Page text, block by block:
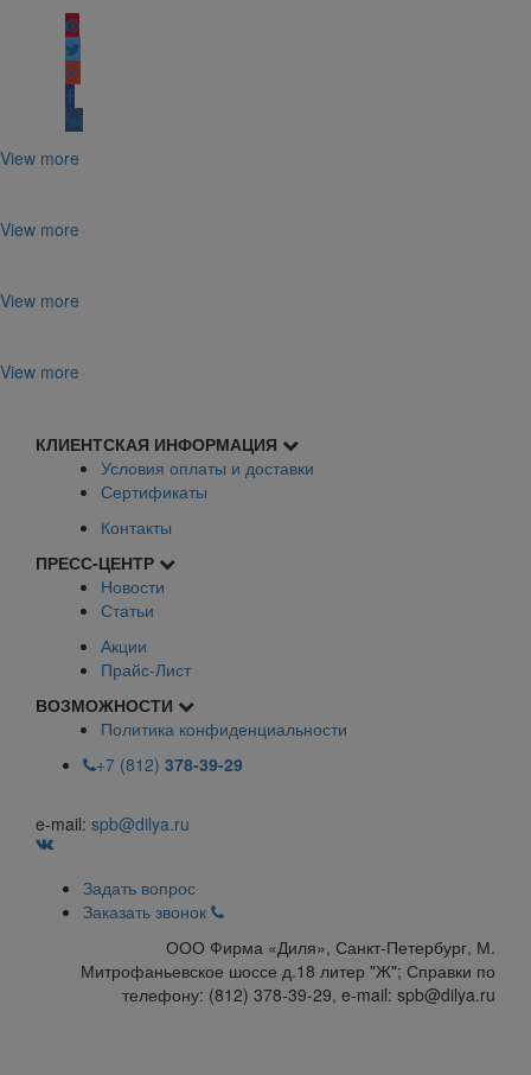
View more
View more
View more
View more
КЛИЕНТСКАЯ ИНФОРМАЦИЯ
Условия оплаты и доставки
Сертификаты
Контакты
ПРЕСС-ЦЕНТР
Новости
Статьи
Акции
Прайс-Лист
ВОЗМОЖНОСТИ
Политика конфиденциальности
+7 (812) 378-39-29
e-mail: spb@dilya.ru
Задать вопрос
Заказать звонок
ООО Фирма «Диля», Санкт-Петербург, М.
Митрофаньевское шоссе д.18 литер "Ж"; Справки по
телефону: (812) 378-39-29, e-mail: spb@dilya.ru